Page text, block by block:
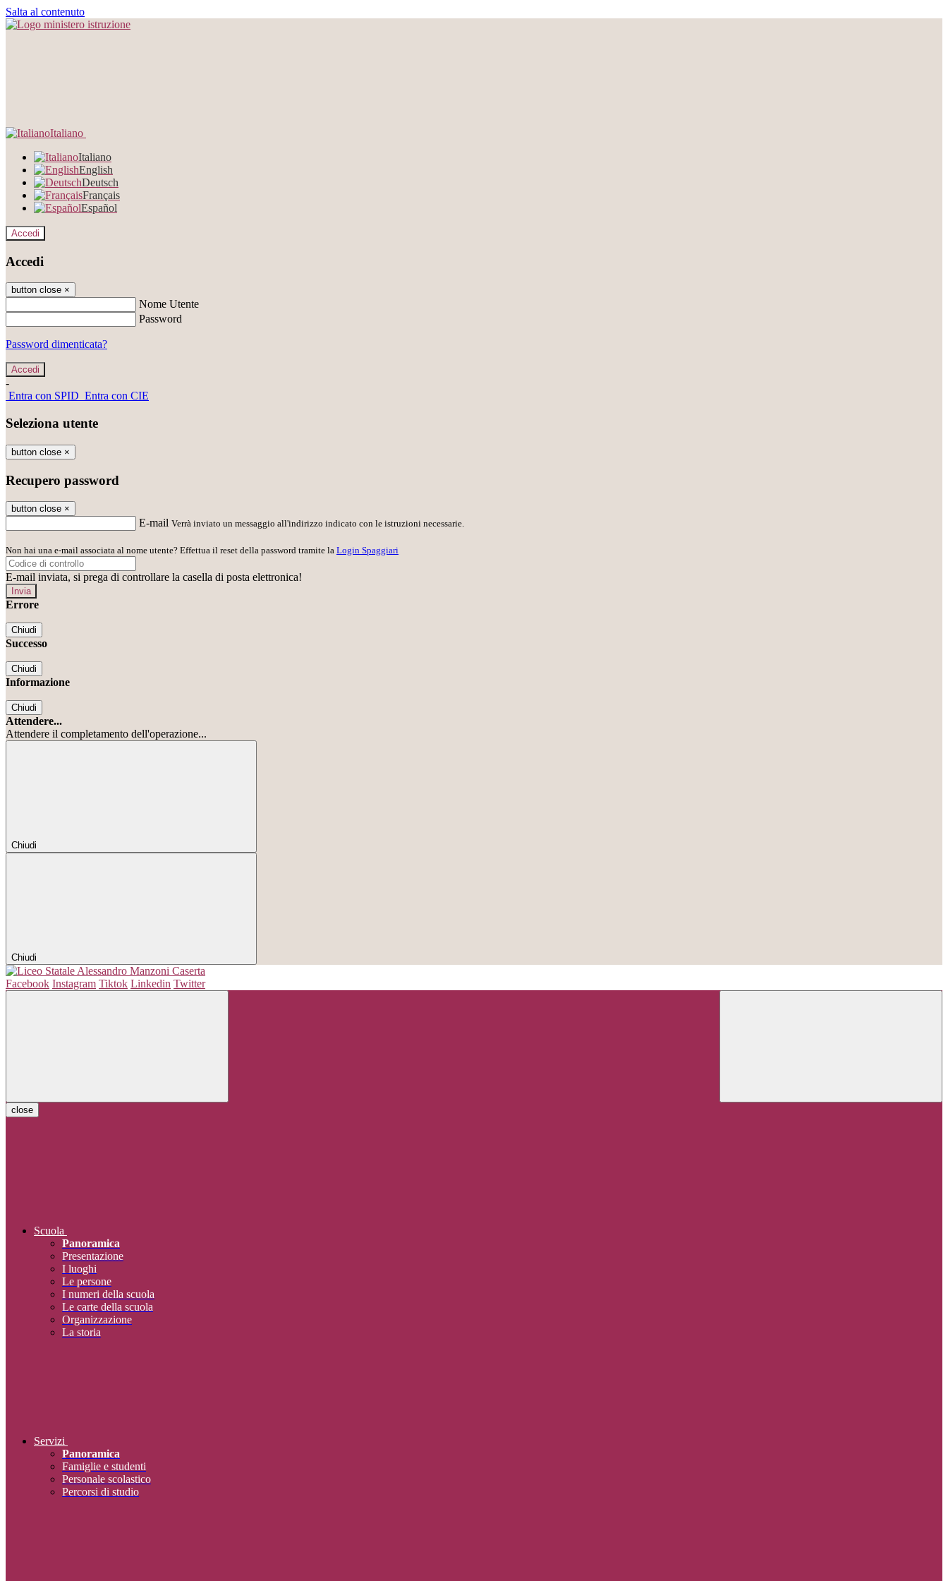
Salta al contenuto
Italiano
Italiano
English
Deutsch
Français
Español
Accedi
Accedi
button close ×
Nome Utente
Password
Password dimenticata?
-
Entra con SPID Entra con CIE
Seleziona utente
button close ×
Recupero password
button close ×
E-mail Verrà inviato un messaggio all'indirizzo indicato con le istruzioni necessarie.
Non hai una e-mail associata al nome utente? Effettua il reset della password tramite la Login Spaggiari
E-mail inviata, si prega di controllare la casella di posta elettronica!
Errore
Chiudi
Successo
Chiudi
Informazione
Chiudi
Attendere...
Attendere il completamento dell'operazione...
Chiudi
Chiudi
Facebook Instagram Tiktok Linkedin Twitter
close
Scuola
Panoramica
Presentazione
I luoghi
Le persone
I numeri della scuola
Le carte della scuola
Organizzazione
La storia
Servizi
Panoramica
Famiglie e studenti
Personale scolastico
Percorsi di studio